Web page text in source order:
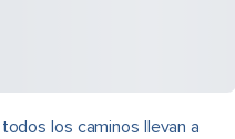
los caminos llevan a